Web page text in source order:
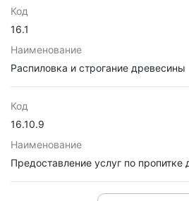
Код
16.1
Наименование
Распиловка и строгание древесины
Код
16.10.9
Наименование
Предоставление услуг по пропитке